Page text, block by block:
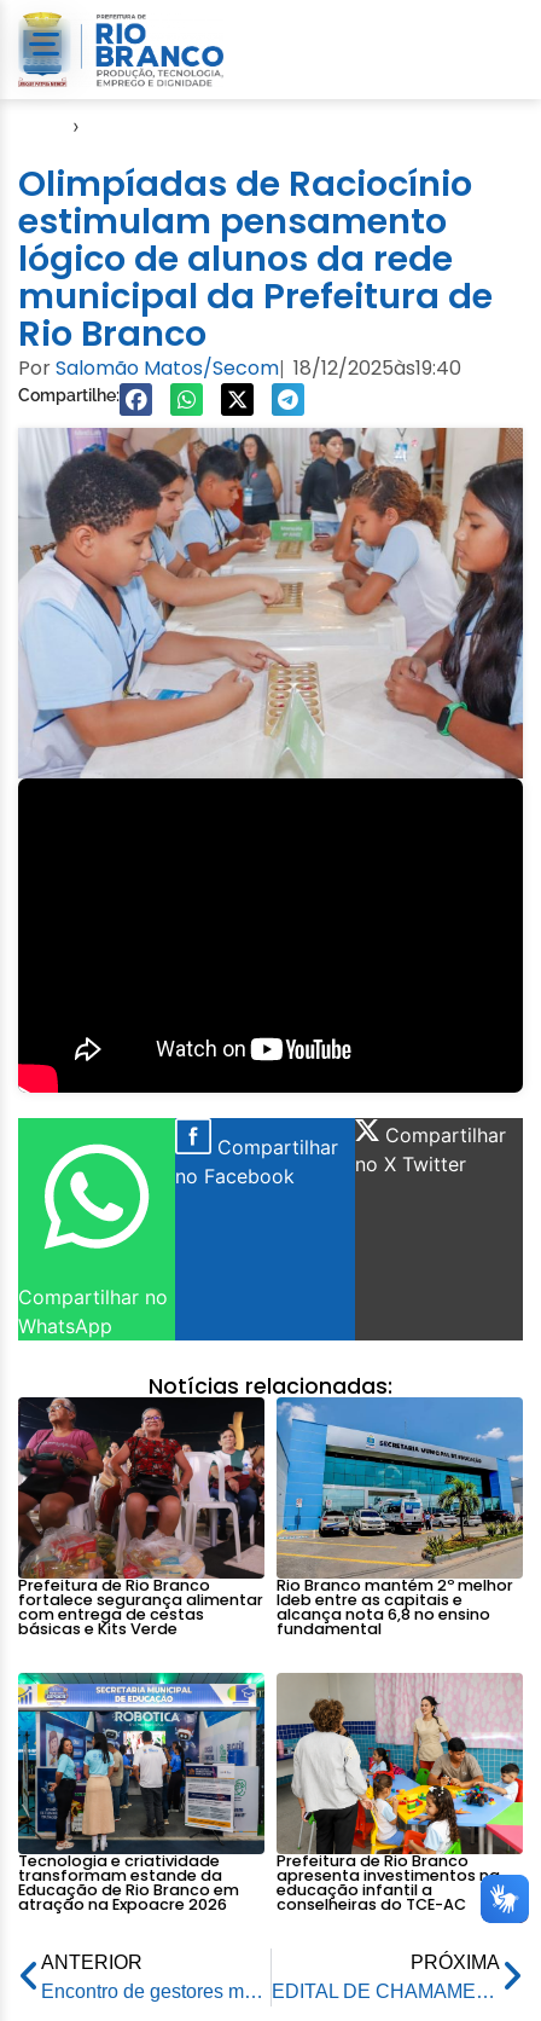
›
Olimpíadas de Raciocínio
estimulam pensamento
lógico de alunos da rede
municipal da Prefeitura de
Rio Branco
PorSalomão Matos/Secom| 18/12/2025às19:40
Compartilhe:
Compartilhar no
WhatsApp
Compartilhar
no Facebook
Compartilhar
no X Twitter
Notícias relacionadas:
Prefeitura de Rio Branco
fortalece segurança alimentar
com entrega de cestas
básicas e Kits Verde
Rio Branco mantém 2º melhor
Ideb entre as capitais e
alcança nota 6,8 no ensino
fundamental
Tecnologia e criatividade
transformam estande da
Educação de Rio Branco em
atração na Expoacre 2026
Prefeitura de Rio Branco
apresenta investimentos na
educação infantil a
conselheiras do TCE-AC
ANTERIOR
Encontro de gestores municipais destaca fechamento positivo das contas em 2025 e avanços na gestão
PRÓXIMA
EDITAL DE CHAMAMENTO PÚBLICO Nº 01/2025 PROCEDIMENTO DE MANIFESTAÇÃO DE INTERESSE – PMI